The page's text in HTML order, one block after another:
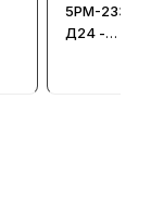
5РМ-233-
Д24 -